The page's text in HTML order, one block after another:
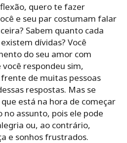
quero te fazer
e seu par costumam falar
Sabem quanto cada
dívidas? Você
do seu amor com
você respondeu sim,
de muitas pessoas
respostas. Mas se
está na hora de começar
no assunto, pois ele pode
ou, ao contrário,
e sonhos frustrados.